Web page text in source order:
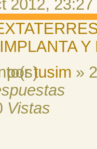
2012, 23:27
Y
portusim »
Vistas